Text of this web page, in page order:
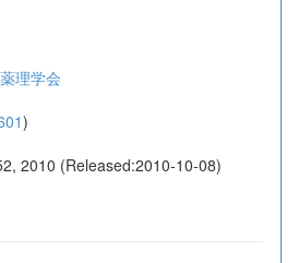
理学会
)
2010 (Released:2010-10-08)